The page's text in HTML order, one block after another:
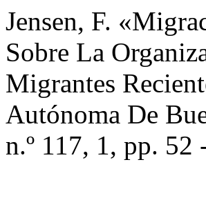
Jensen, F.
Sobre La
Migrantes
Autónoma De
n.º 117, 1, pp.